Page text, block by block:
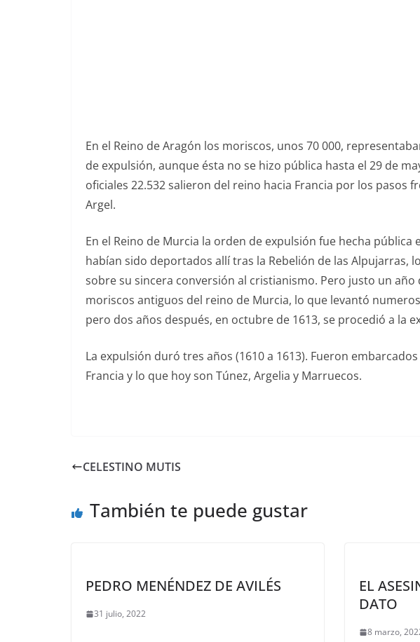
En el Reino de Aragón los moriscos, unos 70 000,
de expulsión, aunque ésta no se hizo pública hasta el 29 de
oficiales 22.532 salieron del reino hacia Francia por los pasos
Argel.
En el Reino de Murcia la orden de expulsión fue hecha
habían sido deportados allí tras la Rebelión de las
sobre su sincera conversión al cristianismo. Pero justo un año
moriscos antiguos del reino de Murcia, lo que levantó
pero dos años después, en octubre de 1613, se procedió a la
La expulsión duró tres años (1610 a 1613). Fueron
Francia y lo que hoy son Túnez, Argelia y Marruecos.
CELESTINO MUTIS
También te puede gustar
PEDRO MENÉNDEZ DE AVILÉS
31 julio, 2022
EL
DATO
8 marzo,